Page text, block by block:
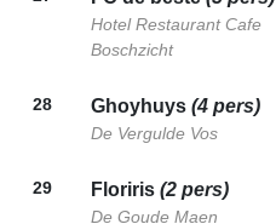
Hotel Restaurant Cafe
Boschzicht
28 Ghoyhuys (4 pers)
De Vergulde Vos
29 Floriris (2 pers)
De Goude Maen